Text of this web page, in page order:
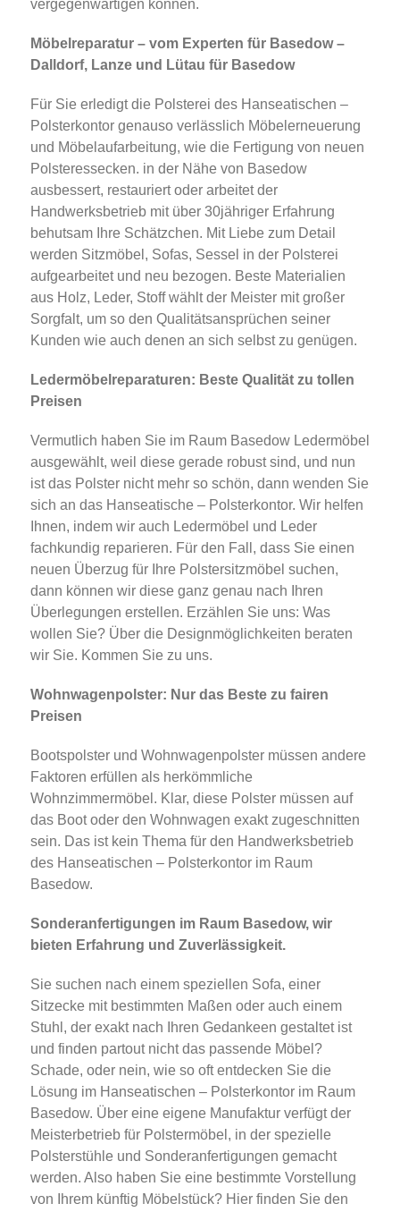
vergegenwärtigen können.
Möbelreparatur – vom Experten für Basedow –
Dalldorf, Lanze und Lütau für Basedow
Für Sie erledigt die Polsterei des Hanseatischen –
Polsterkontor genauso verlässlich Möbelerneuerung
und Möbelaufarbeitung, wie die Fertigung von neuen
Polsteressecken. in der Nähe von Basedow
ausbessert, restauriert oder arbeitet der
Handwerksbetrieb mit über 30jähriger Erfahrung
behutsam Ihre Schätzchen. Mit Liebe zum Detail
werden Sitzmöbel, Sofas, Sessel in der Polsterei
aufgearbeitet und neu bezogen. Beste Materialien
aus Holz, Leder, Stoff wählt der Meister mit großer
Sorgfalt, um so den Qualitätsansprüchen seiner
Kunden wie auch denen an sich selbst zu genügen.
Ledermöbelreparaturen: Beste Qualität zu tollen
Preisen
Vermutlich haben Sie im Raum Basedow Ledermöbel
ausgewählt, weil diese gerade robust sind, und nun
ist das Polster nicht mehr so schön, dann wenden Sie
sich an das Hanseatische – Polsterkontor. Wir helfen
Ihnen, indem wir auch Ledermöbel und Leder
fachkundig reparieren. Für den Fall, dass Sie einen
neuen Überzug für Ihre Polstersitzmöbel suchen,
dann können wir diese ganz genau nach Ihren
Überlegungen erstellen. Erzählen Sie uns: Was
wollen Sie? Über die Designmöglichkeiten beraten
wir Sie. Kommen Sie zu uns.
Wohnwagenpolster: Nur das Beste zu fairen
Preisen
Bootspolster und Wohnwagenpolster müssen andere
Faktoren erfüllen als herkömmliche
Wohnzimmermöbel. Klar, diese Polster müssen auf
das Boot oder den Wohnwagen exakt zugeschnitten
sein. Das ist kein Thema für den Handwerksbetrieb
des Hanseatischen – Polsterkontor im Raum
Basedow.
Sonderanfertigungen im Raum Basedow, wir
bieten Erfahrung und Zuverlässigkeit.
Sie suchen nach einem speziellen Sofa, einer
Sitzecke mit bestimmten Maßen oder auch einem
Stuhl, der exakt nach Ihren Gedankeen gestaltet ist
und finden partout nicht das passende Möbel?
Schade, oder nein, wie so oft entdecken Sie die
Lösung im Hanseatischen – Polsterkontor im Raum
Basedow. Über eine eigene Manufaktur verfügt der
Meisterbetrieb für Polstermöbel, in der spezielle
Polsterstühle und Sonderanfertigungen gemacht
werden. Also haben Sie eine bestimmte Vorstellung
von Ihrem künftig Möbelstück? Hier finden Sie den